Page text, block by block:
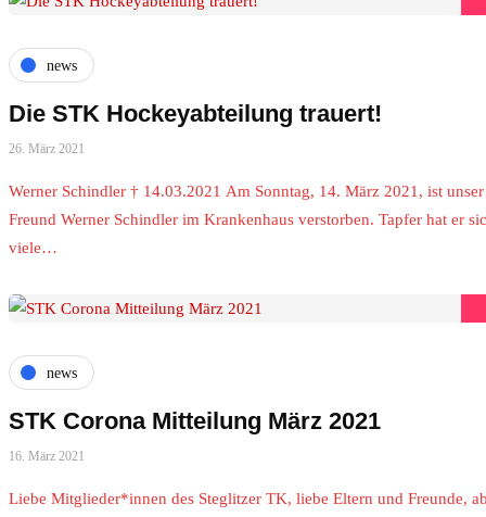
news
Die STK Hockeyabteilung trauert!
26. März 2021
Werner Schindler † 14.03.2021 Am Sonntag, 14. März 2021, ist unser
Freund Werner Schindler im Krankenhaus verstorben. Tapfer hat er
viele…
news
STK Corona Mitteilung März 2021
16. März 2021
Liebe Mitglieder*innen des Steglitzer TK, liebe Eltern und Freunde,